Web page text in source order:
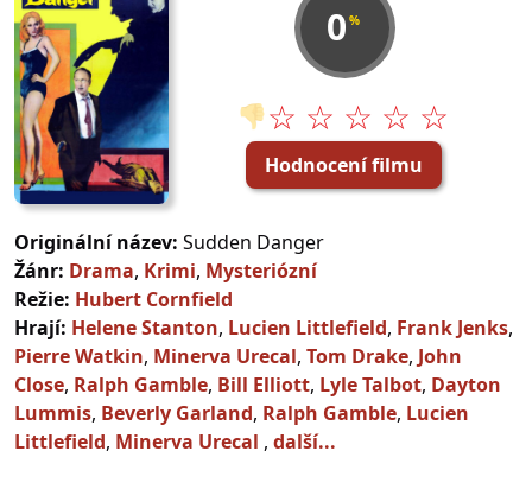
0 %
👎☆ ☆ ☆ ☆ ☆
Hodnocení filmu
Originální název: Sudden Danger
Žánr: Drama, Krimi, Mysteriózní
Režie: Hubert Cornfield
Hrají: Helene Stanton, Lucien Littlefield, Frank Jenks,
Pierre Watkin, Minerva Urecal, Tom Drake, John
Close, Ralph Gamble, Bill Elliott, Lyle Talbot, Dayton
Lummis, Beverly Garland, Ralph Gamble, Lucien
Littlefield, Minerva Urecal , další...